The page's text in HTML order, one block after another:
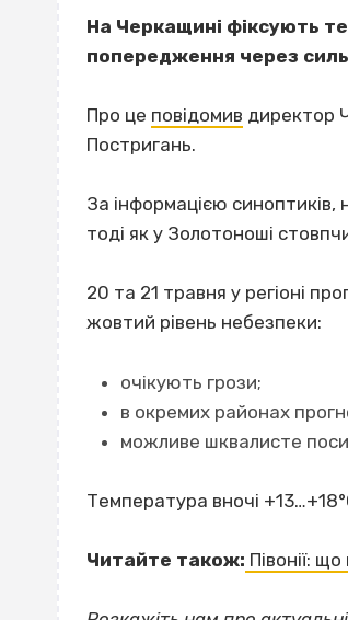
На Черкащині фіксують
попередження через
Про це повідомив директор
Постригань.
За інформацією
тоді як у Золотоноші
20 та 21 травня у регіоні
жовтий рівень небезпеки:
очікують грози;
в окремих районах
можливе шквалисте
Температура вночі
Читайте також: Півонії: